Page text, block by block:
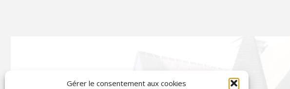
Gérer le consentement aux cookies